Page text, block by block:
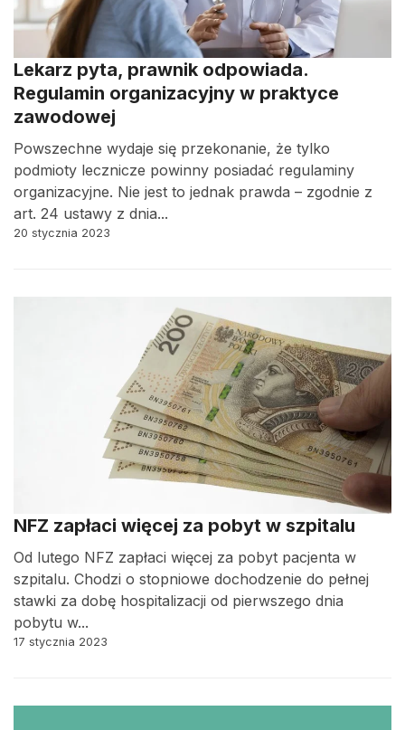
Lekarz pyta, prawnik odpowiada.
Regulamin organizacyjny w praktyce
zawodowej
Powszechne wydaje się przekonanie, że tylko
podmioty lecznicze powinny posiadać regulaminy
organizacyjne. Nie jest to jednak prawda – zgodnie z
art. 24 ustawy z dnia...
20 stycznia 2023
NFZ zapłaci więcej za pobyt w szpitalu
Od lutego NFZ zapłaci więcej za pobyt pacjenta w
szpitalu. Chodzi o stopniowe dochodzenie do pełnej
stawki za dobę hospitalizacji od pierwszego dnia
pobytu w...
17 stycznia 2023